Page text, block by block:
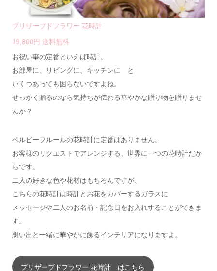
プリザーブドフラワー 花時計
19,800円 送料無料
お祝い事の定番といえば時計。
お部屋に、リビングに、キッチンに と
いくつあっても困らないですよね。
せっかく贈るのなら気持ちが伝わる華やかな贈り物を贈りませ
んか？
ベルビーフルールの花時計に定番はありません。
お客様のリクエストでアレンジする、世界に一つの花時計だか
らです。
二人の好きな色や花材はもちろんですが、
こちらの花時計は時計とお花をカバーするガラスに
メッセージや二人のお名前・記念日をお入れすることができま
す。
想い出と一緒に華やかに飾るインテリアになりますよ。
プリザーブドフラワー 花時計 はこちら